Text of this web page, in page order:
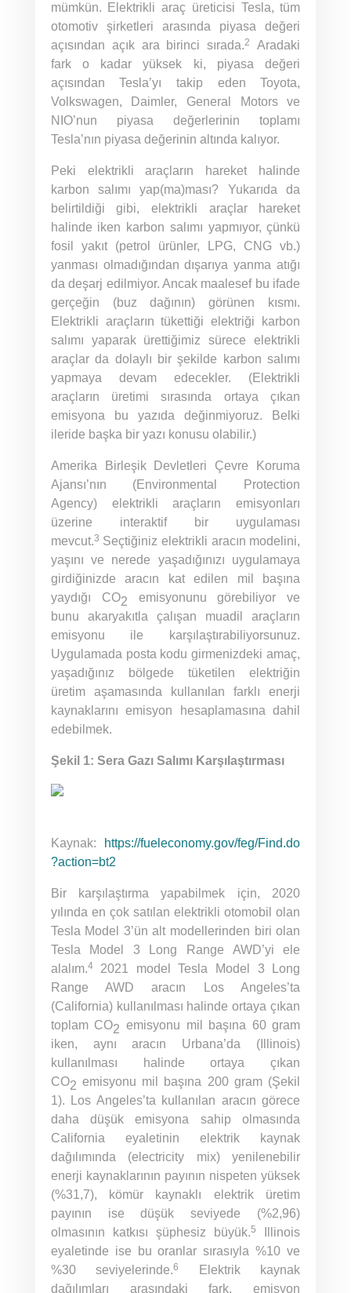
mümkün. Elektrikli araç üreticisi Tesla, tüm
otomotiv şirketleri arasında piyasa değeri
açısından açık ara birinci sırada.2
Aradaki
fark o kadar yüksek ki, piyasa değeri
açısından Tesla’yı takip eden Toyota,
Volkswagen, Daimler, General Motors ve
NIO’nun piyasa değerlerinin toplamı
Tesla’nın piyasa değerinin altında kalıyor.
Peki elektrikli araçların hareket halinde
karbon salımı yap(ma)ması? Yukarıda da
belirtildiği gibi, elektrikli araçlar hareket
halinde iken karbon salımı yapmıyor, çünkü
fosil yakıt (petrol ürünler, LPG, CNG vb.)
yanması olmadığından dışarıya yanma atığı
da deşarj edilmiyor. Ancak maalesef bu ifade
gerçeğin (buz dağının) görünen kısmı.
Elektrikli araçların tükettiği elektriği karbon
salımı yaparak ürettiğimiz sürece elektrikli
araçlar da dolaylı bir şekilde karbon salımı
yapmaya devam edecekler. (Elektrikli
araçların üretimi sırasında ortaya çıkan
emisyona bu yazıda değinmiyoruz. Belki
ileride başka bir yazı konusu olabilir.)
Amerika Birleşik Devletleri Çevre Koruma
Ajansı’nın (Environmental Protection
Agency) elektrikli araçların emisyonları
üzerine interaktif bir uygulaması
mevcut.3 Seçtiğiniz elektrikli aracın modelini,
yaşını ve nerede yaşadığınızı uygulamaya
girdiğinizde aracın kat edilen mil başına
yaydığı CO2
emisyonunu görebiliyor ve
bunu akaryakıtla çalışan muadil araçların
emisyonu ile karşılaştırabiliyorsunuz.
Uygulamada posta kodu girmenizdeki amaç,
yaşadığınız bölgede tüketilen elektriğin
üretim aşamasında kullanılan farklı enerji
kaynaklarını emisyon hesaplamasına dahil
edebilmek.
Şekil 1: Sera Gazı Salımı Karşılaştırması
Kaynak:
https://fueleconomy.gov/feg/Find.do
?action=bt2
Bir karşılaştırma yapabilmek için, 2020
yılında en çok satılan elektrikli otomobil olan
Tesla Model 3’ün alt modellerinden biri olan
Tesla Model 3 Long Range AWD’yi ele
alalım.42021 model Tesla Model 3 Long
Range AWD aracın Los Angeles’ta
(California) kullanılması halinde ortaya çıkan
toplam CO2 emisyonu mil başına 60 gram
iken, aynı aracın Urbana’da (Illinois)
kullanılması halinde ortaya çıkan
CO2 emisyonu mil başına 200 gram (Şekil
1). Los Angeles’ta kullanılan aracın görece
daha düşük emisyona sahip olmasında
California eyaletinin elektrik kaynak
dağılımında (electricity mix) yenilenebilir
enerji kaynaklarının payının nispeten yüksek
(%31,7), kömür kaynaklı elektrik üretim
payının ise düşük seviyede (%2,96)
olmasının katkısı şüphesiz büyük.5
Illinois
eyaletinde ise bu oranlar sırasıyla %10 ve
%30 seviyelerinde.6
Elektrik kaynak
dağılımları arasındaki fark, emisyon